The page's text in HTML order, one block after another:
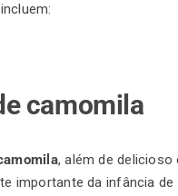
camomila
, além de delicioso
importante da infância